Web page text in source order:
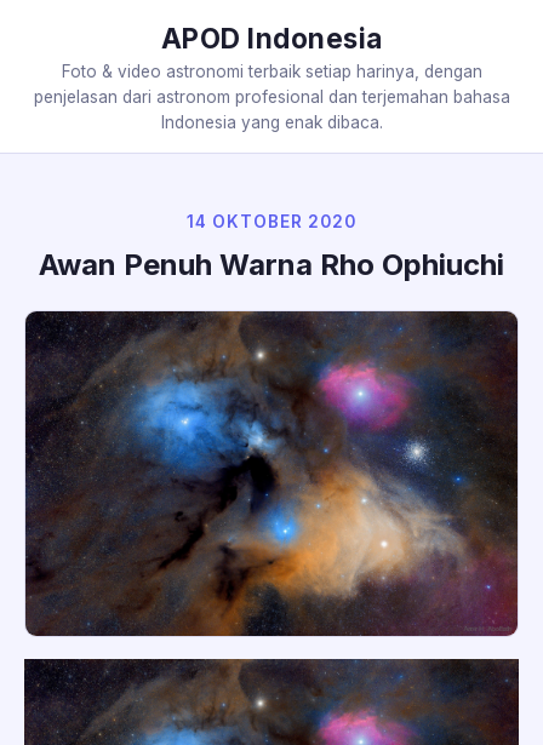
APOD Indonesia
Foto & video astronomi terbaik setiap harinya, dengan
penjelasan dari astronom profesional dan terjemahan bahasa
Indonesia yang enak dibaca.
14 OKTOBER 2020
Awan Penuh Warna Rho Ophiuchi